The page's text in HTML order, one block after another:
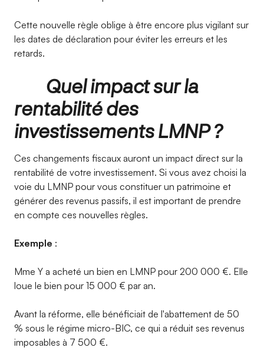
Cette nouvelle règle oblige à être encore plus vigilant sur
les dates de déclaration pour éviter les erreurs et les
retards.
Quel impact sur la
rentabilité des
investissements LMNP ?
Ces changements fiscaux auront un impact direct sur la
rentabilité de votre investissement. Si vous avez choisi la
voie du LMNP pour vous constituer un patrimoine et
générer des revenus passifs, il est important de prendre
en compte ces nouvelles règles.
Exemple :
Mme Y a acheté un bien en LMNP pour 200 000 €. Elle
loue le bien pour 15 000 € par an.
Avant la réforme, elle bénéficiait de l'abattement de 50
% sous le régime micro-BIC, ce qui a réduit ses revenus
imposables à 7 500 €.